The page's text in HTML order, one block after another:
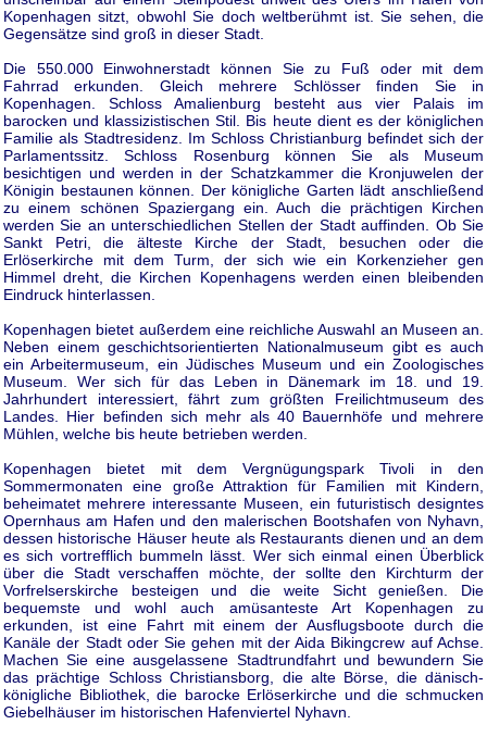
Kopenhagen sitzt, obwohl Sie doch weltberühmt ist. Sie sehen, die
Gegensätze sind groß in dieser Stadt.
Die 550.000 Einwohnerstadt können Sie zu Fuß oder mit dem
Fahrrad erkunden. Gleich mehrere Schlösser finden Sie in
Kopenhagen. Schloss Amalienburg besteht aus vier Palais im
barocken und klassizistischen Stil. Bis heute dient es der königlichen
Familie als Stadtresidenz. Im Schloss Christianburg befindet sich der
Parlamentssitz. Schloss Rosenburg können Sie als Museum
besichtigen und werden in der Schatzkammer die Kronjuwelen der
Königin bestaunen können. Der königliche Garten lädt anschließend
zu einem schönen Spaziergang ein. Auch die prächtigen Kirchen
werden Sie an unterschiedlichen Stellen der Stadt auffinden. Ob Sie
Sankt Petri, die älteste Kirche der Stadt, besuchen oder die
Erlöserkirche mit dem Turm, der sich wie ein Korkenzieher gen
Himmel dreht, die Kirchen Kopenhagens werden einen bleibenden
Eindruck hinterlassen.
Kopenhagen bietet außerdem eine reichliche Auswahl an Museen an.
Neben einem geschichtsorientierten Nationalmuseum gibt es auch
ein Arbeitermuseum, ein Jüdisches Museum und ein Zoologisches
Museum. Wer sich für das Leben in Dänemark im 18. und 19.
Jahrhundert interessiert, fährt zum größten Freilichtmuseum des
Landes. Hier befinden sich mehr als 40 Bauernhöfe und mehrere
Mühlen, welche bis heute betrieben werden.
Kopenhagen bietet mit dem Vergnügungspark Tivoli in den
Sommermonaten eine große Attraktion für Familien mit Kindern,
beheimatet mehrere interessante Museen, ein futuristisch designtes
Opernhaus am Hafen und den malerischen Bootshafen von Nyhavn,
dessen historische Häuser heute als Restaurants dienen und an dem
es sich vortrefflich bummeln lässt. Wer sich einmal einen Überblick
über die Stadt verschaffen möchte, der sollte den Kirchturm der
Vorfrelserskirche besteigen und die weite Sicht genießen. Die
bequemste und wohl auch amüsanteste Art Kopenhagen zu
erkunden, ist eine Fahrt mit einem der Ausflugsboote durch die
Kanäle der Stadt oder Sie gehen mit der Aida Bikingcrew auf Achse.
Machen Sie eine ausgelassene Stadtrundfahrt und bewundern Sie
das prächtige Schloss Christiansborg, die alte Börse, die dänisch-
königliche Bibliothek, die barocke Erlöserkirche und die schmucken
Giebelhäuser im historischen Hafenviertel Nyhavn.